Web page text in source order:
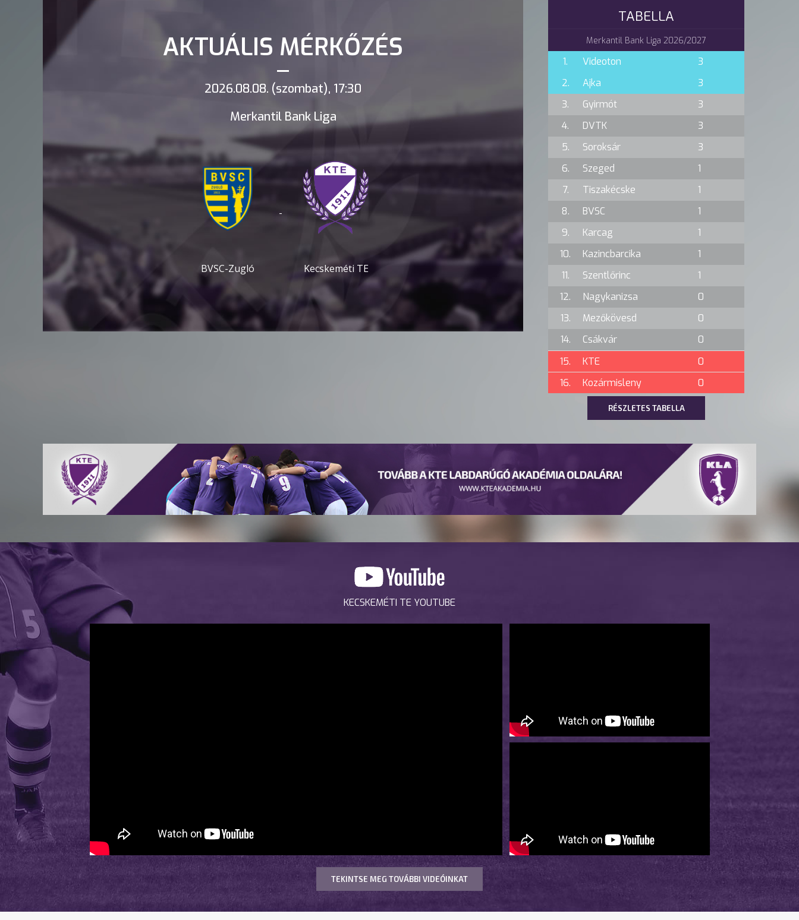
AKTUÁLIS MÉRKŐZÉS
2026.08.08. (szombat), 17:30
Merkantil Bank Liga
BVSC-Zugló
-
Kecskeméti TE
TABELLA
Merkantil Bank Liga 2026/2027
1. Videoton
3
2.
Ajka
3
3.
Gyirmót
3
4.
DVTK
3
5.
Soroksár
3
6.
Szeged
1
7.
Tiszakécske
1
8.
BVSC
1
9.
Karcag
1
10.
Kazincbarcika
1
11.
Szentlőrinc
1
12.
Nagykanizsa
0
13.
Mezőkövesd
0
14.
Csákvár
0
15.
KTE
0
16.
Kozármisleny 0
RÉSZLETES TABELLA
KECSKEMÉTI TE YOUTUBE
TEKINTSE MEG TOVÁBBI VIDEÓINKAT